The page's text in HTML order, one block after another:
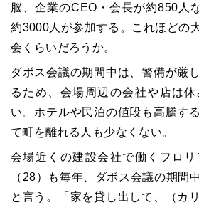
脳、企業のCEO・会長が約850人
約3000人が参加する。これほどの
会くらいだろうか。
ダボス会議の期間中は、警備が厳
るため、会場周辺の会社や店は
い。ホテルや民泊の値段も高騰す
て町を離れる人も少なくない。
会場近くの建設会社で働くフロ
（28）も毎年、ダボス会議の期間
と言う。「家を貸し出して、（カ